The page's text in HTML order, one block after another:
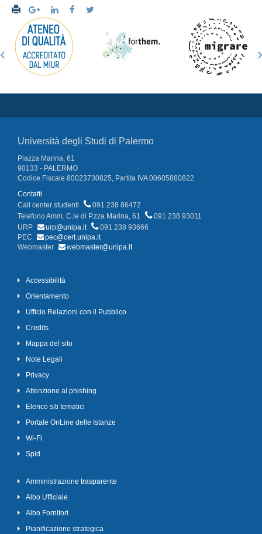
Università degli Studi di Palermo
Piazza Marina, 61
90133 - PALERMO
Codice Fiscale 80023730825, Partita IVA 00605880822
Contatti
Call center studenti
091 238 86472
Telefono Amm. C.le di P.zza Marina, 61
091 238 93011
URP
urp@unipa.it
091 238 93666
PEC
pec@cert.unipa.it
Webmaster
webmaster@unipa.it
Accessibilità
Orientamento
Ufficio Relazioni con il Pubblico
Credits
Mappa del sito
Note Legali
Privacy
Attenzione al phishing
Elenco siti tematici
Portale OnLine delle Istanze
Wi-Fi
Spid
Amministrazione trasparente
Albo Ufficiale
Albo Fornitori
Pianificazione strategica